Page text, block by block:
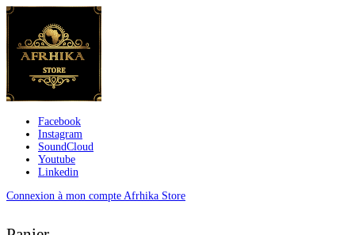
Facebook
Instagram
SoundCloud
Youtube
Linkedin
Connexion à mon compte Afrhika Store